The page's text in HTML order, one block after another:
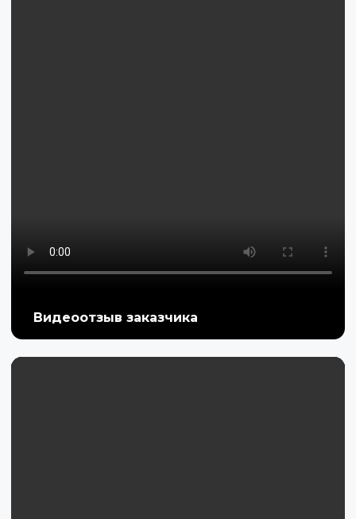
Видеоотзыв заказчика